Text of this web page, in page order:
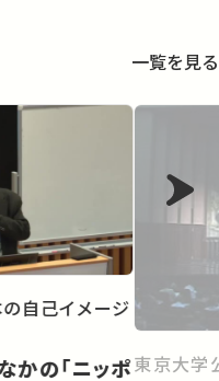
一覧を見る
自己イメージ
東京大学